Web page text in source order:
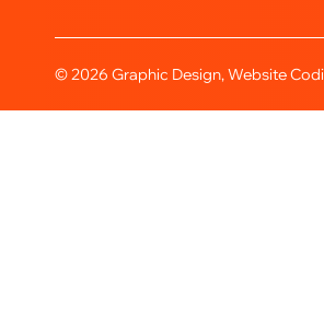
© 2026 Graphic Design, Website